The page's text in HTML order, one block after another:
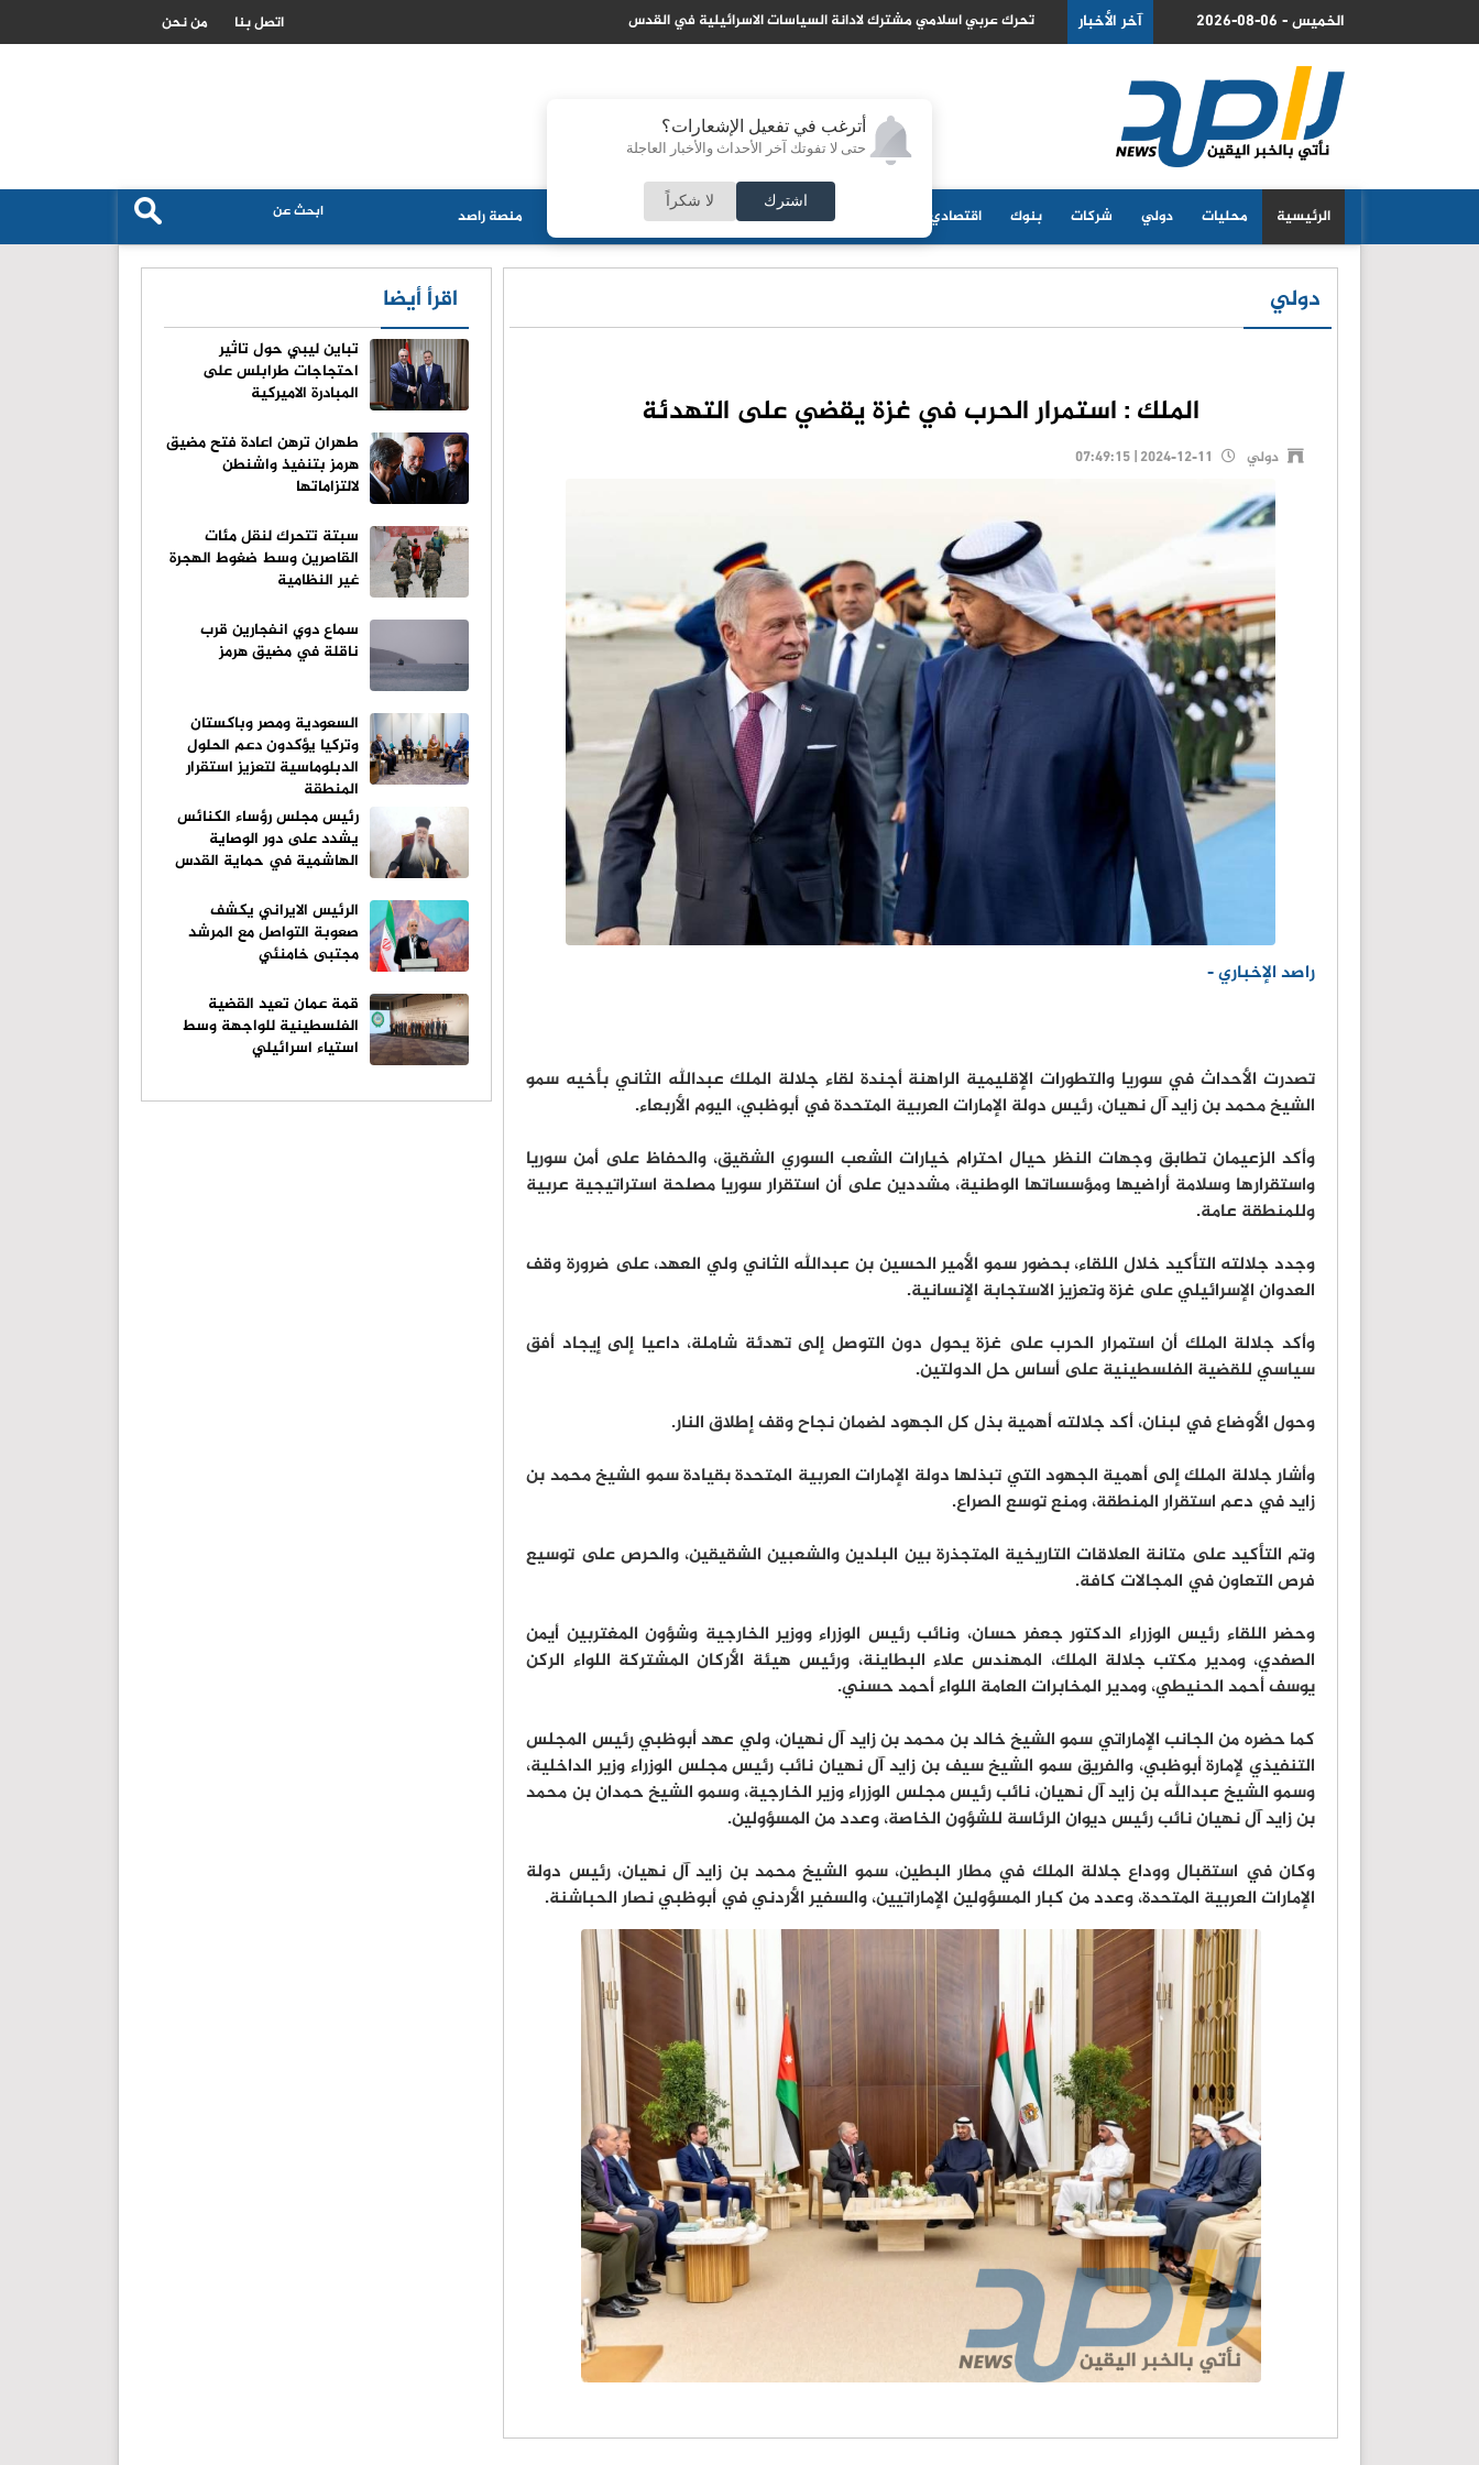
أترغب في تفعيل الإشعارات؟
حتى لا تفوتك آخر الأحداث والأخبار العاجلة
اشترك لا شكراً
2026-08-06 - الخميس آخر الأخبار
تحرك عربي اسلامي مشترك لادانة السياسات الاسرائيلية في القدس ازمة مالية خانقة في العراق تثير مخاوف من عجز عن دفع الرواتب دائرة المرافق والبرامج الرياضية
من نحن اتصل بنا
الرئيسية محليات دولي شركات بنوك اقتصادي منوعات ثقافة مجلس الأمة منصة راصد
دولي
الملك : استمرار الحرب في غزة يقضي على التهدئة
دولي
راصد الإخباري -
تصدرت الأحداث في سوريا والتطورات الإقليمية الراهنة أجندة لقاء جلالة الملك عبدالله الثاني بأخيه سمو
الشيخ محمد بن زايد آل نهيان، رئيس دولة الإمارات العربية المتحدة في أبوظبي، اليوم الأربعاء.
وأكد الزعيمان تطابق وجهات النظر حيال احترام خيارات الشعب السوري الشقيق، والحفاظ على أمن سوريا
واستقرارها وسلامة أراضيها ومؤسساتها الوطنية، مشددين على أن استقرار سوريا مصلحة استراتيجية عربية
وللمنطقة عامة.
وجدد جلالته التأكيد خلال اللقاء، بحضور سمو الأمير الحسين بن عبدالله الثاني ولي العهد، على ضرورة وقف
العدوان الإسرائيلي على غزة وتعزيز الاستجابة الإنسانية.
وأكد جلالة الملك أن استمرار الحرب على غزة يحول دون التوصل إلى تهدئة شاملة، داعيا إلى إيجاد أفق
سياسي للقضية الفلسطينية على أساس حل الدولتين.
وحول الأوضاع في لبنان، أكد جلالته أهمية بذل كل الجهود لضمان نجاح وقف إطلاق النار.
وأشار جلالة الملك إلى أهمية الجهود التي تبذلها دولة الإمارات العربية المتحدة بقيادة سمو الشيخ محمد بن
زايد في دعم استقرار المنطقة، ومنع توسع الصراع.
وتم التأكيد على متانة العلاقات التاريخية المتجذرة بين البلدين والشعبين الشقيقين، والحرص على توسيع
فرص التعاون في المجالات كافة.
وحضر اللقاء رئيس الوزراء الدكتور جعفر حسان، ونائب رئيس الوزراء ووزير الخارجية وشؤون المغتربين أيمن
الصفدي، ومدير مكتب جلالة الملك، المهندس علاء البطاينة، ورئيس هيئة الأركان المشتركة اللواء الركن
يوسف أحمد الحنيطي، ومدير المخابرات العامة اللواء أحمد حسني.
كما حضره من الجانب الإماراتي سمو الشيخ خالد بن محمد بن زايد آل نهيان، ولي عهد أبوظبي رئيس المجلس
التنفيذي لإمارة أبوظبي، والفريق سمو الشيخ سيف بن زايد آل نهيان نائب رئيس مجلس الوزراء وزير الداخلية،
وسمو الشيخ عبدالله بن زايد آل نهيان، نائب رئيس مجلس الوزراء وزير الخارجية، وسمو الشيخ حمدان بن محمد
بن زايد آل نهيان نائب رئيس ديوان الرئاسة للشؤون الخاصة، وعدد من المسؤولين.
وكان في استقبال ووداع جلالة الملك في مطار البطين، سمو الشيخ محمد بن زايد آل نهيان، رئيس دولة
الإمارات العربية المتحدة، وعدد من كبار المسؤولين الإماراتيين، والسفير الأردني في أبوظبي نصار الحباشنة.
اقرأ أيضا
تباين ليبي حول تاثير
احتجاجات طرابلس على
المبادرة الاميركية
طهران ترهن اعادة فتح مضيق
هرمز بتنفيذ واشنطن
لالتزاماتها
سبتة تتحرك لنقل مئات
القاصرين وسط ضغوط الهجرة
غير النظامية
سماع دوي انفجارين قرب
ناقلة في مضيق هرمز
السعودية ومصر وباكستان
وتركيا يؤكدون دعم الحلول
الدبلوماسية لتعزيز استقرار
المنطقة
رئيس مجلس رؤساء الكنائس
يشدد على دور الوصاية
الهاشمية في حماية القدس
الرئيس الايراني يكشف
صعوبة التواصل مع المرشد
مجتبى خامنئي
قمة عمان تعيد القضية
الفلسطينية للواجهة وسط
استياء اسرائيلي